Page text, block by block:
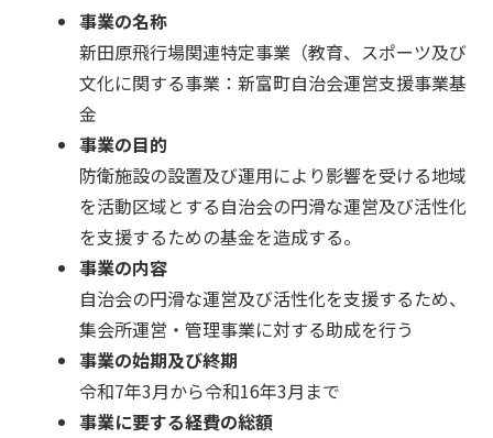
事業の名称
新田原飛行場関連特定事業（教育、スポーツ及び
文化に関する事業：新富町自治会運営支援事業基
金
事業の目的
防衛施設の設置及び運用により影響を受ける地域
を活動区域とする自治会の円滑な運営及び活性化
を支援するための基金を造成する。
事業の内容
自治会の円滑な運営及び活性化を支援するため、
集会所運営・管理事業に対する助成を行う
事業の始期及び終期
令和7年3月から令和16年3月まで
事業に要する経費の総額